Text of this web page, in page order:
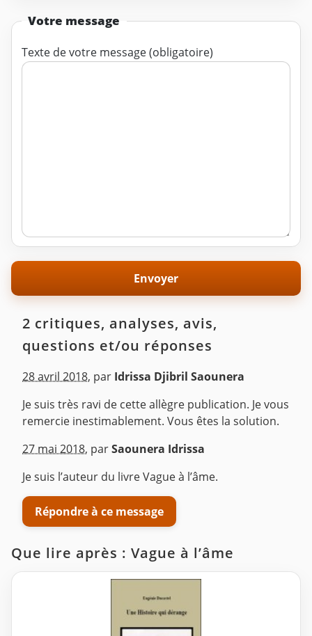
Votre message
Texte de votre message (obligatoire)
2 critiques, analyses, avis,
questions et/ou réponses
28 avril 2018, par Idrissa Djibril Saounera
Je suis très ravi de cette allègre publication. Je vous
remercie inestimablement. Vous êtes la solution.
^
27 mai 2018, parSaounera Idrissa
Je suis l’auteur du livre Vague à l’âme.
Répondre à ce message
Que lire après : Vague à l’âme